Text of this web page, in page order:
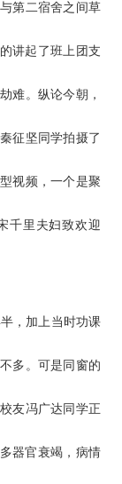
第二宿舍之间草
讲起了班上团支
难。纵论今朝，
征坚同学拍摄了
视频，一个是聚
千里夫妇致欢迎
，加上当时功课
多。可是同窗的
友冯广达同学正
器官衰竭，病情